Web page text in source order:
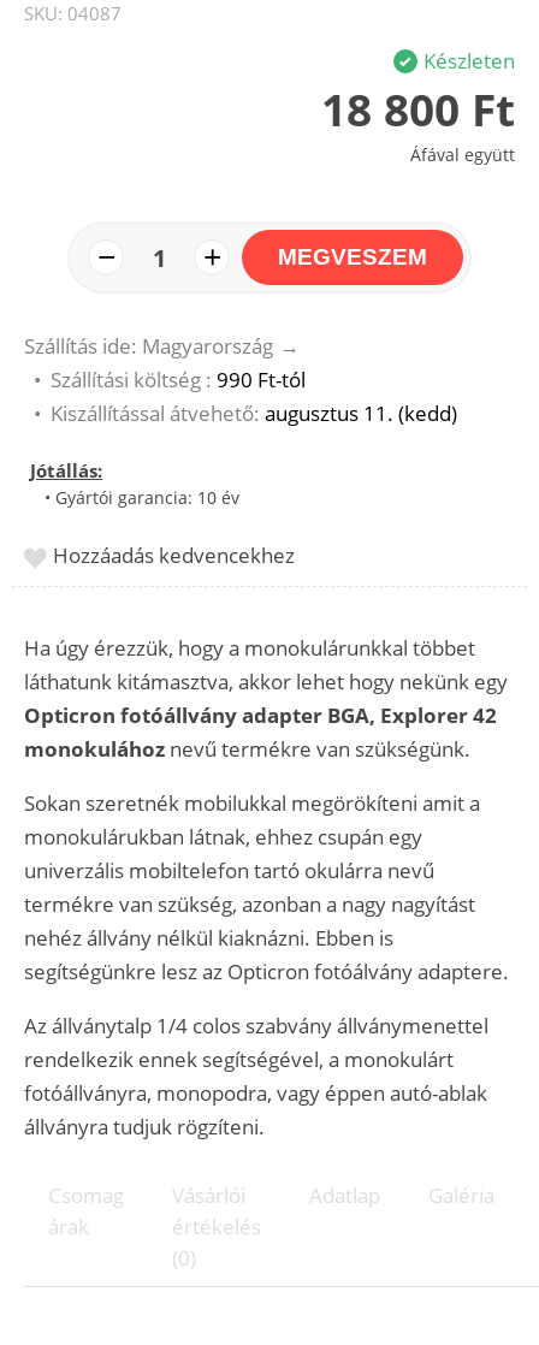
SKU: 04087
Készleten
18 800 Ft
Áfával együtt
− 1 + MEGVESZEM
Szállítás ide: Magyarország →
• Szállítási költség : 990 Ft-tól
• Kiszállítással átvehető: augusztus 11. (kedd)
Jótállás:
• Gyártói garancia: 10 év
Hozzáadás kedvencekhez
Ha úgy érezzük, hogy a monokulárunkkal többet
láthatunk kitámasztva, akkor lehet hogy nekünk egy
Opticron fotóállvány adapter BGA, Explorer 42
monokulához nevű termékre van szükségünk.
Sokan szeretnék mobilukkal megörökíteni amit a
monokulárukban látnak, ehhez csupán egy
univerzális mobiltelefon tartó okulárra nevű
termékre van szükség, azonban a nagy nagyítást
nehéz állvány nélkül kiaknázni. Ebben is
segítségünkre lesz az Opticron fotóálvány adaptere.
Az állványtalp 1/4 colos szabvány állványmenettel
rendelkezik ennek segítségével, a monokulárt
fotóállványra, monopodra, vagy éppen autó-ablak
állványra tudjuk rögzíteni.
Csomag
árak
Vásárlói
értékelés
(0)
Adatlap Galéria